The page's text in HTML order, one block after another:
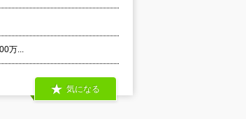
万...
気になる